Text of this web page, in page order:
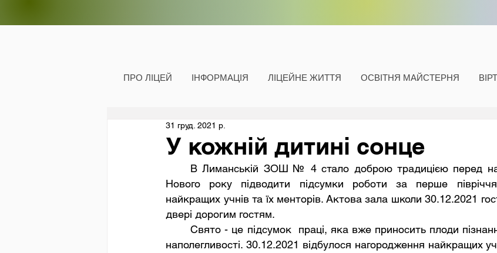
ПРО ЛІЦЕЙ ІНФОРМАЦІЯ ЛІЦЕЙНЕ ЖИТТЯ ОСВІТНЯ МАЙСТЕРНЯ
У кожній дитині сонце
31 груд. 2021 р.
Нового року підводити підсумки роботи за перше
найкращих учнів та їх менторів. Актова зала школи 30.12.2021
двері дорогим гостям.
       Свято - це підсумок  праці, яка вже приносить плоди пізнання, розуму, терпіння і
наполегливості. 30.12.2021 відбулося нагородження найкращих